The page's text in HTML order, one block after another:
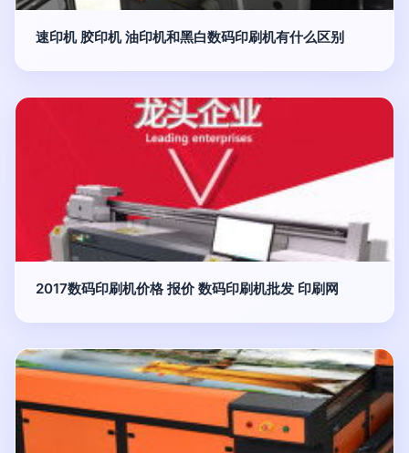
速印机 胶印机 油印机和黑白数码印刷机有什么区别
2017数码印刷机价格 报价 数码印刷机批发 印刷网